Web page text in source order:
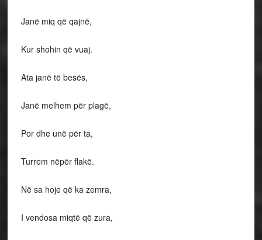
Janë miq që qajnë,
Kur shohin që vuaj.
Ata janë të besës,
Janë melhem për plagë,
Por dhe unë për ta,
Turrem nëpër flakë.
Në sa hoje që ka zemra,
I vendosa miqtë që zura,